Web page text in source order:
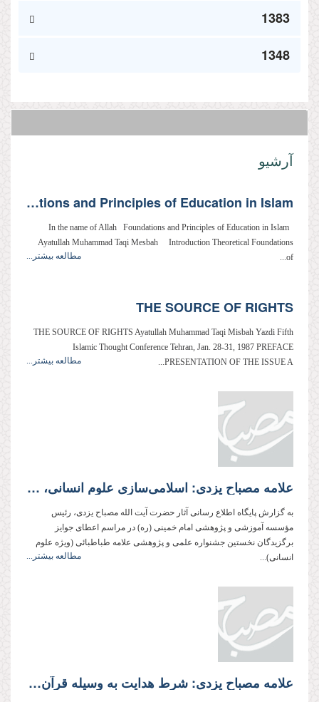
1383
1348
آرشیو
Foundations and Principles of Education in Islam
In the name of Allah Foundations and Principles of Education in Islam
Ayatullah Muhammad Taqi Mesbah Introduction Theoretical Foundations
of...
مطالعه بیشتر...
THE SOURCE OF RIGHTS
THE SOURCE OF RIGHTS Ayatullah Muhammad Taqi Misbah Yazdi Fifth
Islamic Thought Conference Tehran, Jan. 28-31, 1987 PREFACE
PRESENTATION OF THE ISSUE A...
مطالعه بیشتر...
علامه مصباح یزدی: اسلامی‌سازی علوم انسانی، بزرگ‌ترین و عمیق‌ترین نیاز نظام اسلامی است.
به گزارش پایگاه اطلاع رسانی آثار حضرت آیت الله مصباح یزدی، رئیس
مؤسسه آموزشی و پژوهشی امام خمینی (ره) در مراسم اعطای جوایز
برگزیدگان نخستین جشنواره علمی و پژوهشی علامه طباطبائی (ویژه علوم
انسانی)...
مطالعه بیشتر...
علامه مصباح یزدی: شرط هدایت به وسیله قرآن، داشتن نیت و انگیزه درست است.